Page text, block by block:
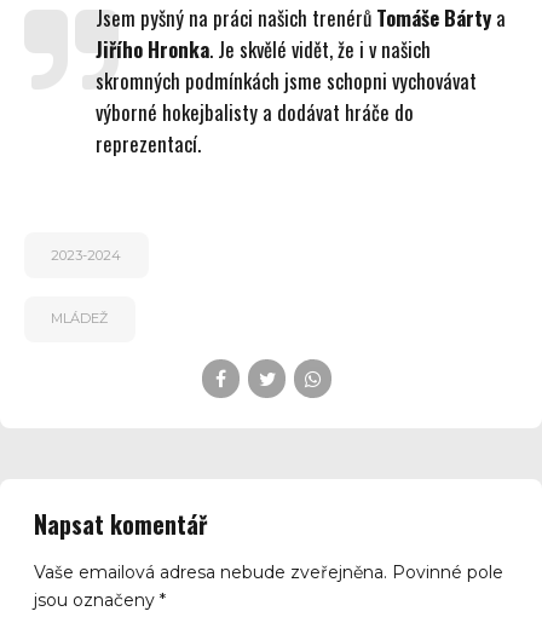
Jsem pyšný na práci našich trenérů Tomáše Bártya
Jiřího Hronka. Je skvělé vidět, že i v našich
skromných podmínkách jsme schopni vychovávat
výborné hokejbalisty a dodávat hráče do
reprezentací.
2023-2024
MLÁDEŽ
Napsat komentář
Vaše emailová adresa nebude zveřejněna. Povinné pole
jsou označeny *